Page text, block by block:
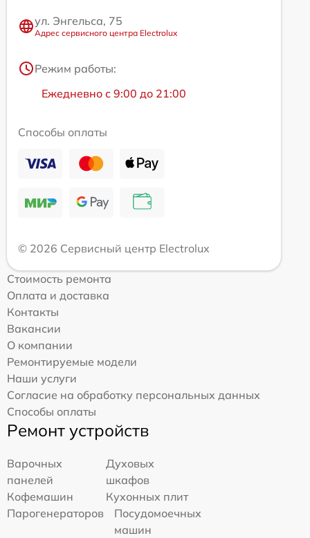
ул. Энгельса, 75
Адрес сервисного центра Electrolux
Режим работы:
Ежедневно с 9:00 до 21:00
Способы оплаты
© 2026 Сервисный центр Electrolux
Стоимость ремонта
Оплата и доставка
Контакты
Вакансии
О компании
Ремонтируемые модели
Наши услуги
Согласие на обработку персональных данных
Способы оплаты
Ремонт устройств
Варочных
панелей
Духовых
шкафов
Кофемашин
Кухонных плит
Парогенераторов
Посудомоечных
машин